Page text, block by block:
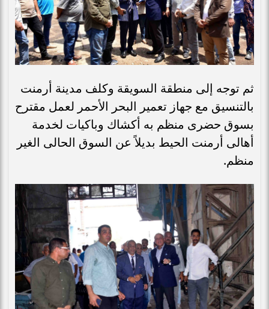
ثم توجه إلى منطقة السويقة وكلف مدينة أرمنت
بالتنسيق مع جهاز تعمير البحر الأحمر لعمل مقترح
بسوق حضرى منظم به أكشاك وباكيات لخدمة
أهالى أرمنت الحيط بديلاً عن السوق الحالى الغير
منظم.